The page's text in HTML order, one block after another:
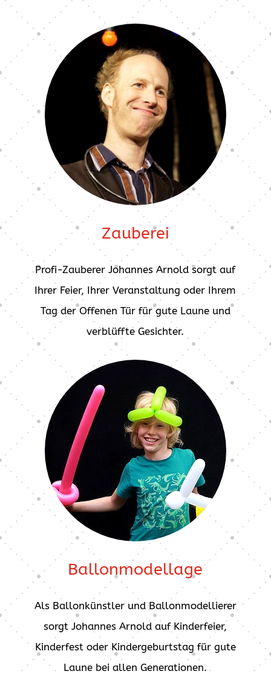
Zauberei
Profi-Zauberer Johannes Arnold sorgt auf
Ihrer Feier, Ihrer Veranstaltung oder Ihrem
Tag der Offenen Tür für gute Laune und
verblüffte Gesichter.
Ballonmodellage
Als Ballonkünstler und Ballonmodellierer
sorgt Johannes Arnold auf Kinderfeier,
Kinderfest oder Kindergeburtstag für gute
Laune bei allen Generationen.